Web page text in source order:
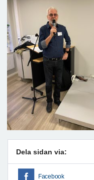
Dela sidan via:
Facebook